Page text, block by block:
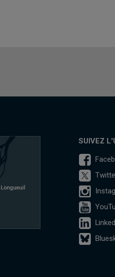
SUIVEZ